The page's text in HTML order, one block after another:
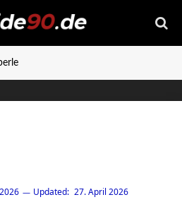
Updated: 27. April 2026